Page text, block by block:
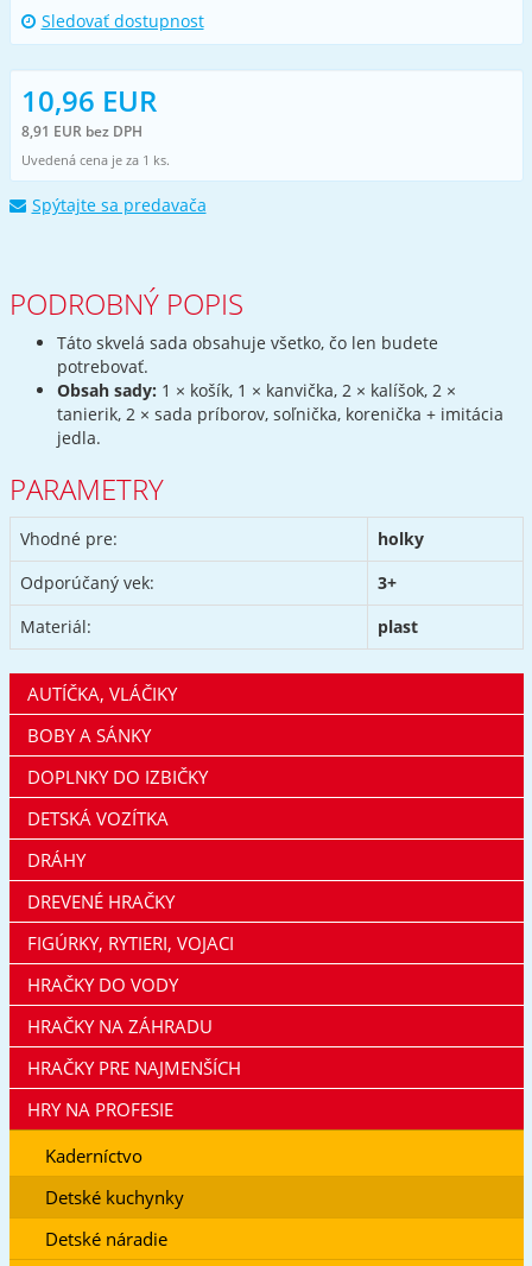
Sledovať dostupnost
10,96 EUR
8,91 EUR bez DPH
Uvedená cena je za 1 ks.
Spýtajte sa predavača
PODROBNÝ POPIS
Táto skvelá sada obsahuje všetko, čo len budete
potrebovať.
Obsah sady: 1 × košík, 1 × kanvička, 2 × kalíšok, 2 ×
tanierik, 2 × sada príborov, soľnička, korenička + imitácia
jedla.
PARAMETRY
Vhodné pre:
holky
Odporúčaný vek:
3+
Materiál:
plast
AUTÍČKA, VLÁČIKY
BOBY A SÁNKY
DOPLNKY DO IZBIČKY
DETSKÁ VOZÍTKA
DRÁHY
DREVENÉ HRAČKY
FIGÚRKY, RYTIERI, VOJACI
HRAČKY DO VODY
HRAČKY NA ZÁHRADU
HRAČKY PRE NAJMENŠÍCH
HRY NA PROFESIE
Kaderníctvo
Detské kuchynky
Detské náradie